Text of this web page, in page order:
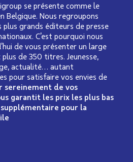
se présente comme le
Belgique. Nous regroupons
grands éditeurs de presse
C’est pourquoi nous
de vous présenter un large
de 350 titres. Jeunesse,
actualité… autant
pour satisfaire vos envies de
sereinement de vos
garantit les prix les plus bas
pour la